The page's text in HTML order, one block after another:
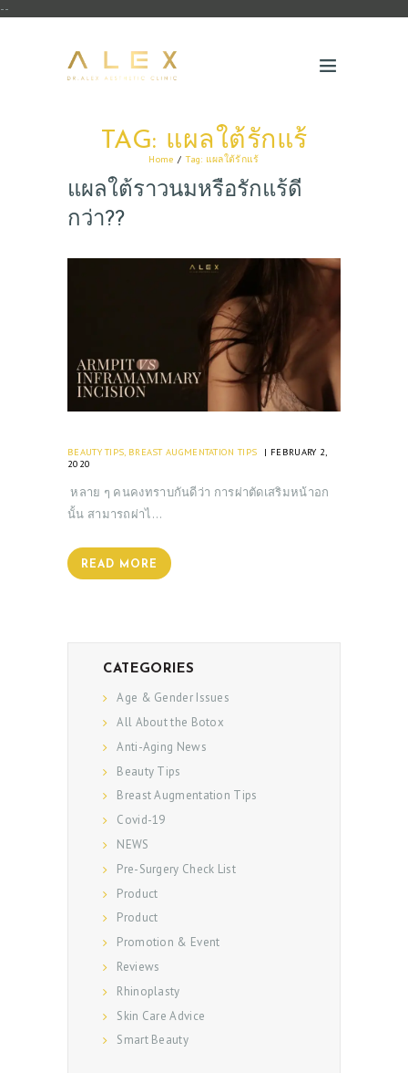
--
TAG: แผลใต้รักแร้
Home Tag: แผลใต้รักแร้
แผลใต้ราวนมหรือรักแร้ดี
กว่า??
BEAUTY TIPS, BREAST AUGMENTATION TIPS
FEBRUARY 2,
2020
หลาย ๆ คนคงทราบกันดีว่า การผ่าตัดเสริมหน้าอก
นั้น สามารถผ่าไ…
READ MORE
CATEGORIES
Age & Gender Issues
All About the Botox
Anti-Aging News
Beauty Tips
Breast Augmentation Tips
Covid-19
NEWS
Pre-Surgery Check List
Product
Product
Promotion & Event
Reviews
Rhinoplasty
Skin Care Advice
Smart Beauty